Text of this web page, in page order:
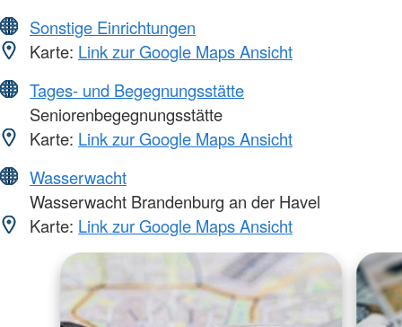
Sonstige Einrichtungen
Karte: Link zur Google Maps Ansicht
Tages- und Begegnungsstätte
Seniorenbegegnungsstätte
Karte: Link zur Google Maps Ansicht
Wasserwacht
Wasserwacht Brandenburg an der Havel
Karte: Link zur Google Maps Ansicht